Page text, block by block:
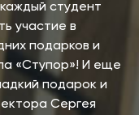
студент
участие в
подарков и
«Ступор»! И еще
подарок и
Сергея